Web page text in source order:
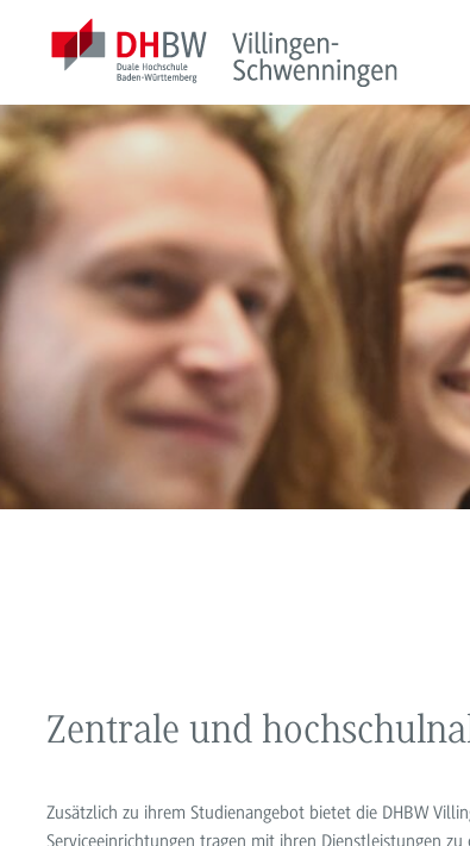
Zentrale und
Zusätzlich zu ihrem Studienangebot bietet die DHBW
Serviceeinrichtungen tragen mit ihren Dienstleistungen